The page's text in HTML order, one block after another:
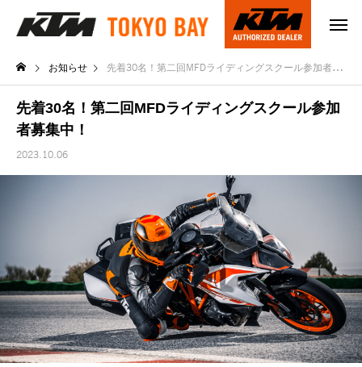
お知らせ 先着30名！第二回MFDライディングスクール参加者募集中！
先着30名！第二回MFDライディングスクール参加
者募集中！
2023.10.06